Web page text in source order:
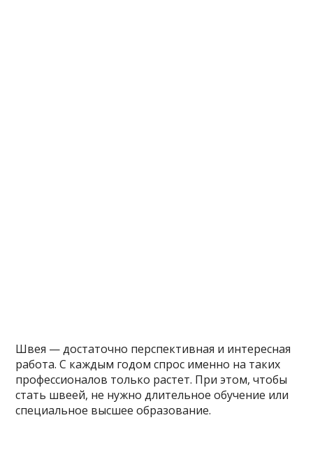
Швея — достаточно перспективная и интересная
работа. С каждым годом спрос именно на таких
профессионалов только растет. При этом, чтобы
стать швеей, не нужно длительное обучение или
специальное высшее образование.